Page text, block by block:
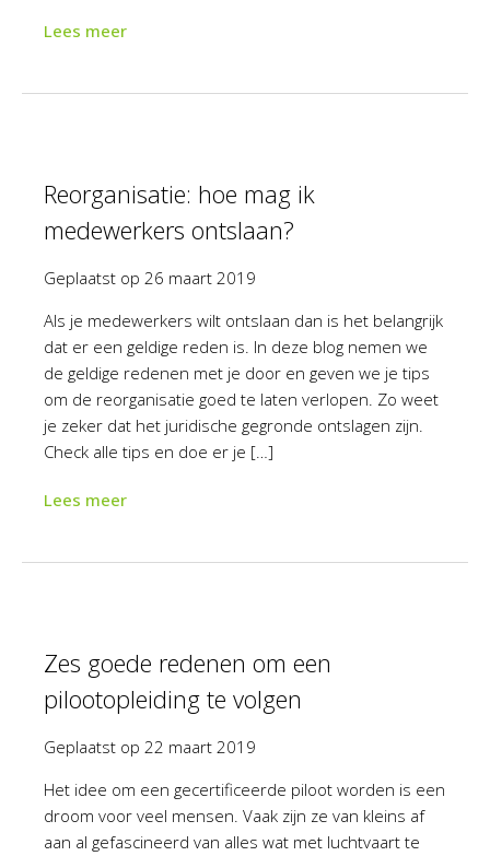
Lees meer
Reorganisatie: hoe mag ik
medewerkers ontslaan?
Geplaatst op 26 maart 2019
Als je medewerkers wilt ontslaan dan is het belangrijk
dat er een geldige reden is. In deze blog nemen we
de geldige redenen met je door en geven we je tips
om de reorganisatie goed te laten verlopen. Zo weet
je zeker dat het juridische gegronde ontslagen zijn.
Check alle tips en doe er je […]
Lees meer
Zes goede redenen om een
pilootopleiding te volgen
Geplaatst op 22 maart 2019
Het idee om een gecertificeerde piloot worden is een
droom voor veel mensen. Vaak zijn ze van kleins af
aan al gefascineerd van alles wat met luchtvaart te